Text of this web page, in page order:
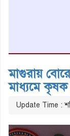
মাগুরায়
মাধ্যমে কৃষক
Update Time :